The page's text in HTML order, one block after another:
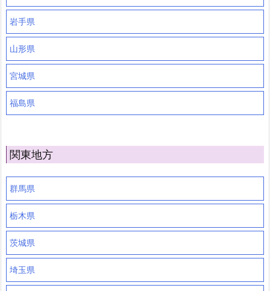
岩手県
山形県
宮城県
福島県
関東地方
群馬県
栃木県
茨城県
埼玉県